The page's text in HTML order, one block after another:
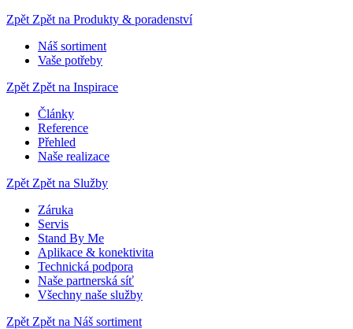
Zpět Zpět na Produkty & poradenství
Náš sortiment
Vaše potřeby
Zpět Zpět na Inspirace
Články
Reference
Přehled
Naše realizace
Zpět Zpět na Služby
Záruka
Servis
Stand By Me
Aplikace & konektivita
Technická podpora
Naše partnerská síť
Všechny naše služby
Zpět Zpět na Náš sortiment